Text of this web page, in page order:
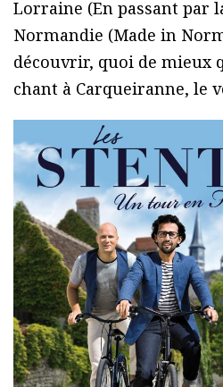
Lorraine (En passant par
Normandie (Made in
découvrir, quoi de mieux
chant à Carqueiranne, le